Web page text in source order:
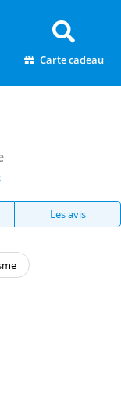
Carte cadeau
Les avis